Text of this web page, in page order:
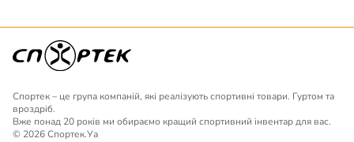
Спортек – це група компаній, які реалізують спортивні товари. Гуртом та
вроздріб.
Вже понад 20 років ми обираємо кращий спортивний інвентар для вас.
© 2026 Спортек.Уа